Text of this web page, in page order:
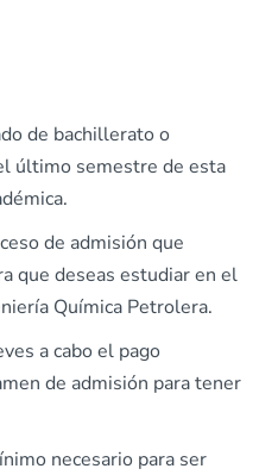
de bachillerato o
último semestre de esta
de admisión que
que deseas estudiar en el
Química Petrolera.
a cabo el pago
de admisión para tener
necesario para ser